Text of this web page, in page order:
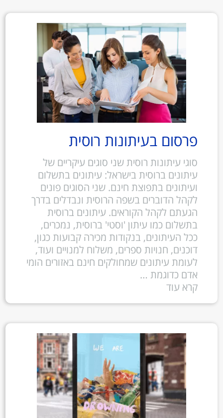
פרסום בעיתונות רוסית
סוגי עיתונות רוסית שני סוגים עיקריים של
עיתונים ברוסית בישראל: עיתונים בתשלום
ועיתונים בתפוצת חינם. שני הסוגים פונים
לקהל הדוברים בשפה הרוסית ונבדלים בדרך
הגעתם לקהל הקוראים. עיתונים ברוסית
בתשלום כמו עיתון 'וסטי' ברוסית, נמכרים,
ככל העיתונים, בנקודות מכירה קבועות כגון,
דוכנים, חנויות ספרים, משלוח למנויים ועוד,
לעומת עיתונים שמחולקים חינם באזורים הומי
אדם כדוגמת …
קרא עוד